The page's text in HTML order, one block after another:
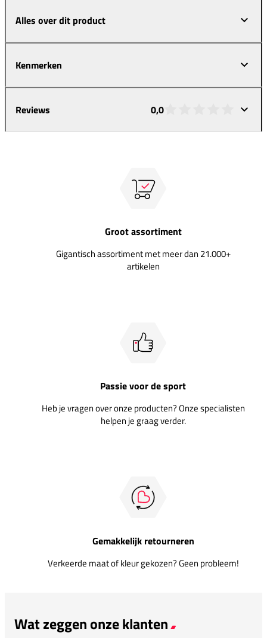
Alles over dit product
Kenmerken
Reviews 0,0
Groot assortiment
Gigantisch assortiment met meer dan 21.000+
artikelen
Passie voor de sport
Heb je vragen over onze producten? Onze specialisten
helpen je graag verder.
Gemakkelijk retourneren
Verkeerde maat of kleur gekozen? Geen probleem!
Wat zeggen onze klanten